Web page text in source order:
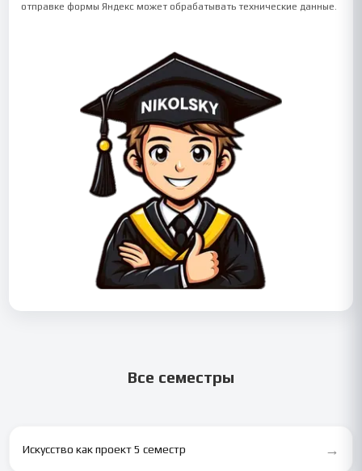
отправке формы Яндекс может обрабатывать технические данные.
Все семестры
Искусство как проект 5 семестр →